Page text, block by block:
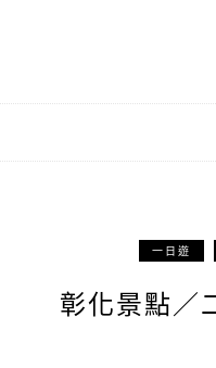
一日遊
彰化景點／